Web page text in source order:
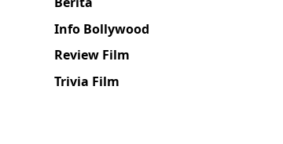
Info Bollywood
Review Film
Trivia Film